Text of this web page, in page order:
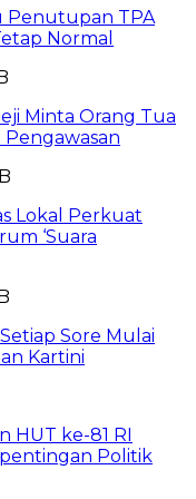
Penutupan TPA
Normal
Minta Orang Tua
Lokal Perkuat
‘Suara
Sore Mulai
Kartini
ke-81 RI
Politik